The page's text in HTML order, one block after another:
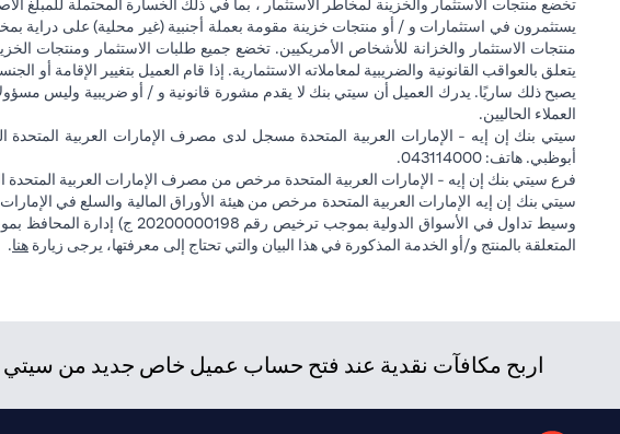
تخضع منتجات الاستثمار والخزينة لمخاطر الاستثمار ، بما في ذلك الخسارة المحتملة
يستثمرون في استثمارات و / أو منتجات خزينة مقومة بعملة أجنبية (غير محلية) على دراية
منتجات الاستثمار والخزانة للأشخاص الأمريكيين. تخضع جميع طلبات الاستثمار ومنتجات
يتعلق بالعواقب القانونية والضريبية لمعاملاته الاستثمارية. إذا قام العميل بتغيير الإقامة أو
يصبح ذلك ساريًا. يدرك العميل أن سيتي بنك لا يقدم مشورة قانونية و / أو ضريبية وليس
العملاء الحاليين.
أبوظبي. هاتف: 043114000.
فرع سيتي بنك إن إيه - الإمارات العربية المتحدة مرخص من مصرف الإمارات العربية المتحدة
المتعلقة بالمنتج و/أو الخدمة المذكورة في هذا البيان والتي تحتاج إلى معرفتها، يرجى زيارة هنا.
اربح مكافآت نقدية عند فتح حساب عميل خاص جديد من سيتي